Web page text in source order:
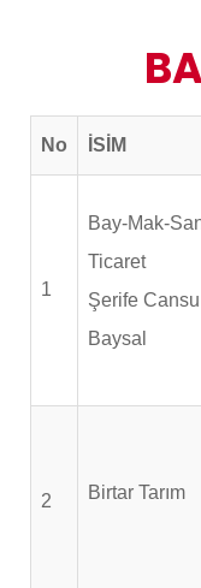
No İSİM
1
Bay-Mak-
Ticaret
Şerife Cansu
Baysal
2 Birtar Tarım